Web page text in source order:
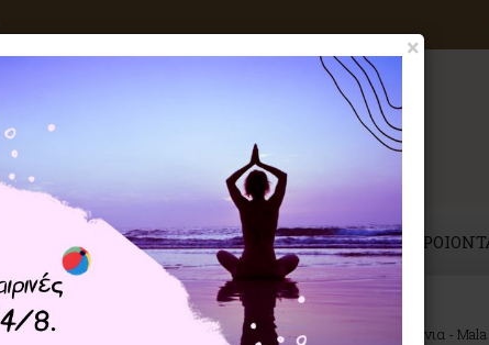
ΚΡΥΣΤΑΛΛΟΘΕΡΑΠΕΙΑ ΜΑΓΙΚΑ ΣΥΝΕΡΓΑ
ΠΡΟΙΟΝΤΑ ZEN Κομποσχοίνια - Mala
×